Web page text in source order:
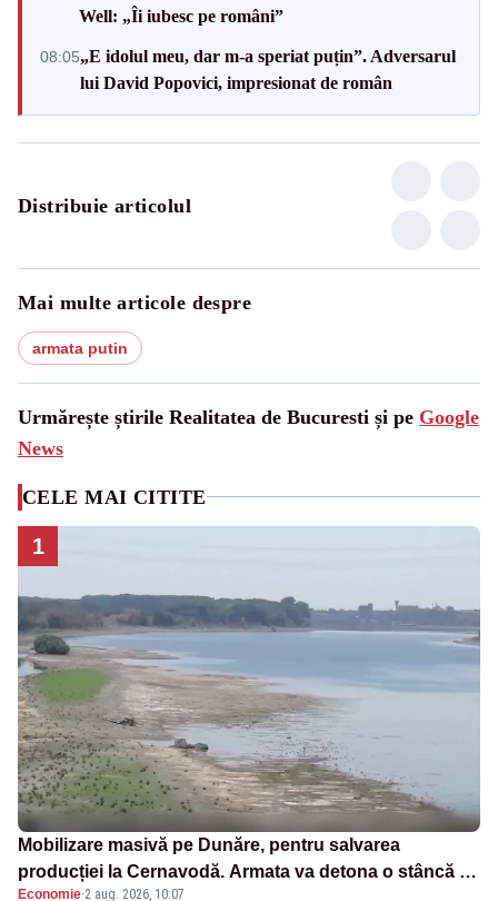
Well: „Îi iubesc pe români”
08:05„E idolul meu, dar m-a speriat puțin”. Adversarul
lui David Popovici, impresionat de român
Distribuie articolul
Mai multe articole despre
armata putin
Urmărește știrile Realitatea de Bucuresti și pe Google
News
CELE MAI CITITE
1
Mobilizare masivă pe Dunăre, pentru salvarea
producției la Cernavodă. Armata va detona o stâncă și
Economie·2 aug. 2026, 10:07